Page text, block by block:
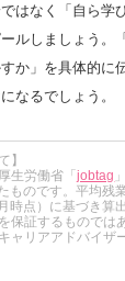
エージェント型の
ドをAIがその場
的なツールです
たサービスを検証
でシステム導入
プロセスが劇的
はなく「自ら学
ルしましょう。
か」を具体的に
なるでしょう。
】
生労働省「jobtag
ものです。平均残
点）に基づき算
保証するものでは
ャリアアドバイザ